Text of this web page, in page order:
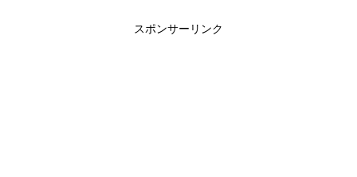
スポンサーリンク